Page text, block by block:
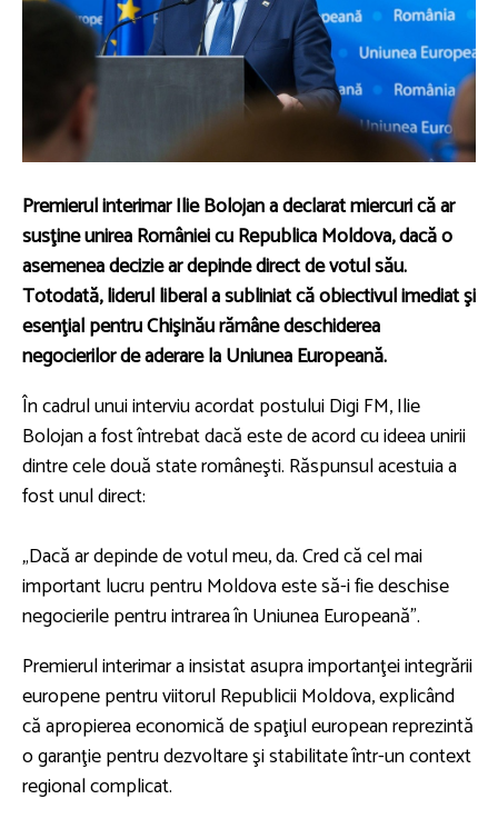
Premierul interimar Ilie Bolojan a declarat miercuri că ar
susţine unirea României cu Republica Moldova, dacă o
asemenea decizie ar depinde direct de votul său.
Totodată, liderul liberal a subliniat că obiectivul imediat şi
esenţial pentru Chişinău rămâne deschiderea
negocierilor de aderare la Uniunea Europeană.
În cadrul unui interviu acordat postului Digi FM, Ilie
Bolojan a fost întrebat dacă este de acord cu ideea unirii
dintre cele două state româneşti. Răspunsul acestuia a
fost unul direct:
„Dacă ar depinde de votul meu, da. Cred că cel mai
important lucru pentru Moldova este să-i fie deschise
negocierile pentru intrarea în Uniunea Europeană”.
Premierul interimar a insistat asupra importanţei integrării
europene pentru viitorul Republicii Moldova, explicând
că apropierea economică de spaţiul european reprezintă
o garanţie pentru dezvoltare şi stabilitate într-un context
regional complicat.